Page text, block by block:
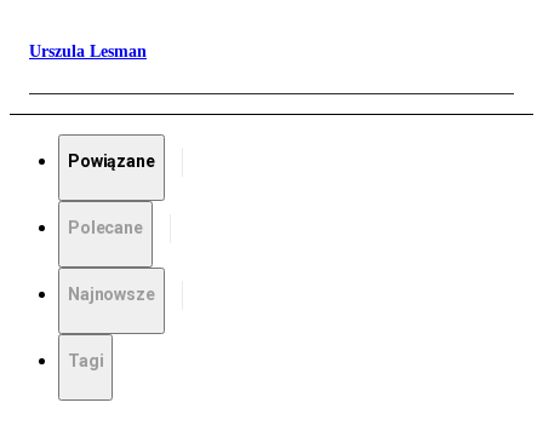
Urszula Lesman
Powiązane
Polecane
Najnowsze
Tagi